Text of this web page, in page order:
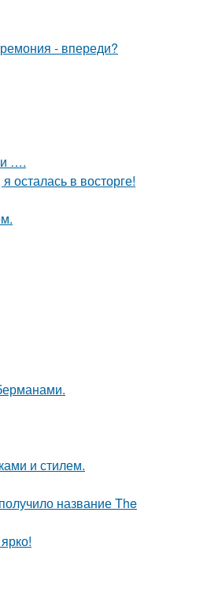
- впереди?
….
осталась в восторге!
и стилем.
название The